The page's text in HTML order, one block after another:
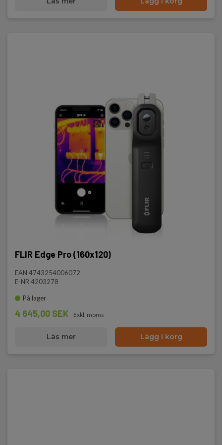
FLIR Edge Pro (160x120)
EAN 4743254006072
E-NR 4203278
På lager
4 645,00 SEK Exkl. moms
Läs mer Lägg i korg